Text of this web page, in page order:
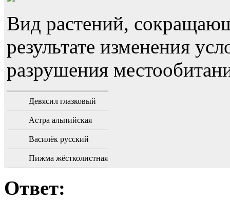
Вид растений,
результате изменения
разрушения
Девясил глазковый
Астра альпийская
Василёк русский
Пижма жёстколистная
Ответ: